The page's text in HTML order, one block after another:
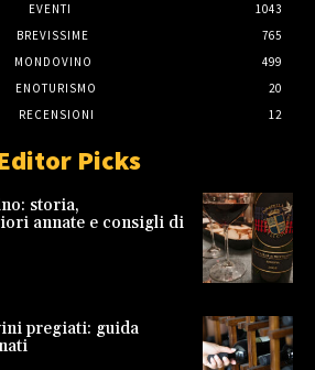
EVENTI
1043
BREVISSIME
765
MONDOVINO
499
ENOTURISMO
20
RECENSIONI
12
Picks
storia,
annate e consigli di
pregiati: guida